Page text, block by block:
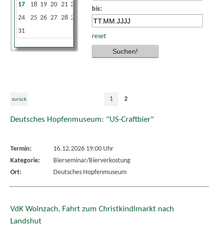
17
18 19 20 21 22
24
25 26 27 28 29
31
bis:
reset
zurück 1 2
Deutsches Hopfenmuseum: "US-Craftbier"
Termin:
16.12.2026 19:00 Uhr
Kategorie:
Bierseminar/Bierverkostung
Ort:
Deutsches Hopfenmuseum
VdK Wolnzach, Fahrt zum Christkindlmarkt nach
Landshut